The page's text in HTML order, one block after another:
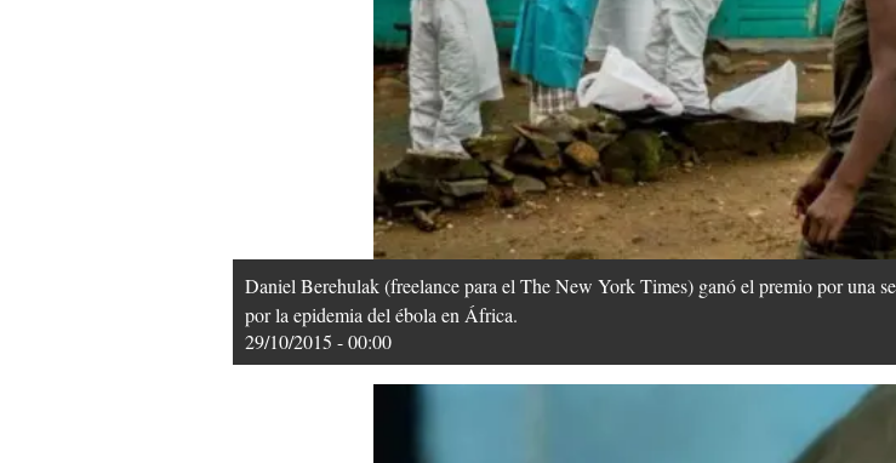
Daniel Berehulak (freelance para el The New York Times) ganó el premio por una
por la epidemia del ébola en África.
29/10/2015 - 00:00